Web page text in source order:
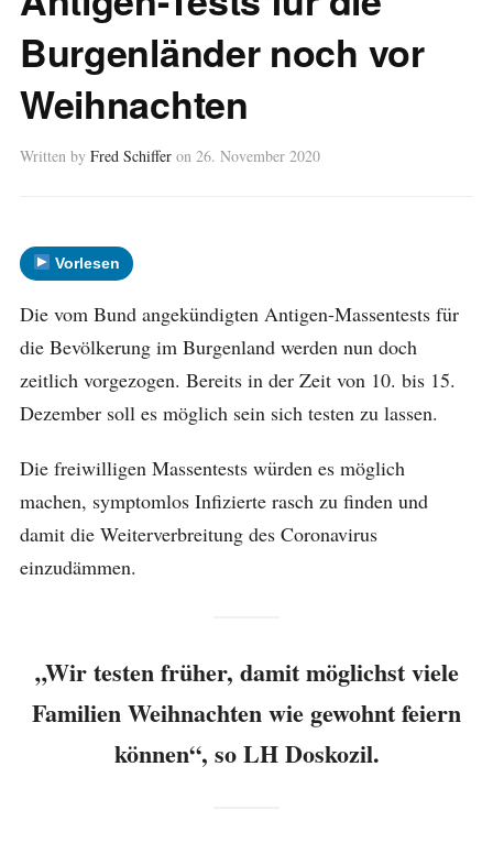
Burgenländer noch vor
Weihnachten
Written by Fred Schiffer on 26. November 2020
Vorlesen
Die vom Bund angekündigten Antigen-Massentests für
die Bevölkerung im Burgenland werden nun doch
zeitlich vorgezogen. Bereits in der Zeit von 10. bis 15.
Dezember soll es möglich sein sich testen zu lassen.
Die freiwilligen Massentests würden es möglich
machen, symptomlos Infizierte rasch zu finden und
damit die Weiterverbreitung des Coronavirus
einzudämmen.
„Wir testen früher, damit möglichst viele
Familien Weihnachten wie gewohnt feiern
können“, so LH Doskozil.